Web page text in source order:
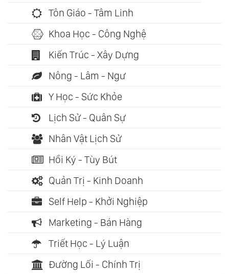
Tôn Giáo - Tâm Linh
Khoa Học - Công Nghệ
Kiến Trúc - Xây Dựng
Nông - Lâm - Ngư
Y Học - Sức Khỏe
Lịch Sử - Quân Sự
Nhân Vật Lịch Sử
Hồi Ký - Tùy Bút
Quản Trị - Kinh Doanh
Self Help - Khởi Nghiệp
Marketing - Bán Hàng
Triết Học - Lý Luận
Đường Lối - Chính Trị